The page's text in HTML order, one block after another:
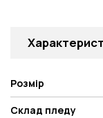
Розмір
Склад пледу